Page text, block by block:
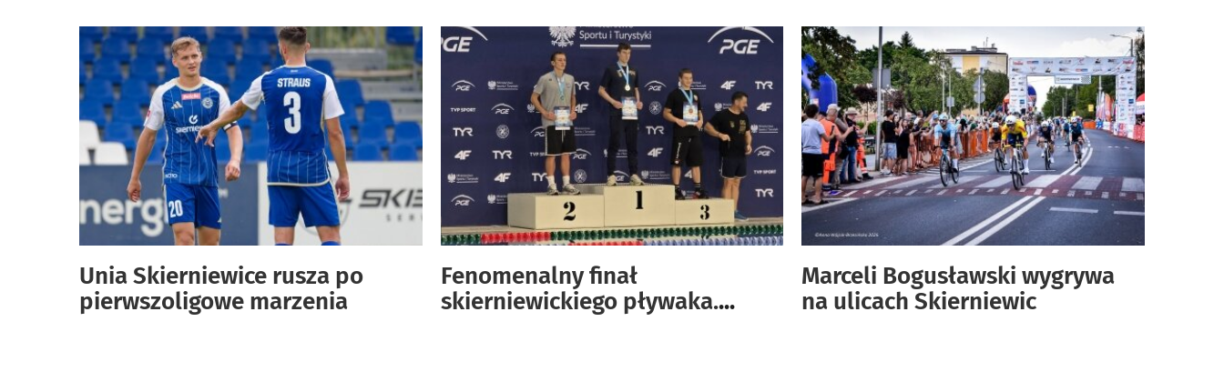
Unia Skierniewice rusza po
pierwszoligowe marzenia
Fenomenalny finał
skierniewickiego pływaka....
Marceli Bogusławski wygrywa
na ulicach Skierniewic